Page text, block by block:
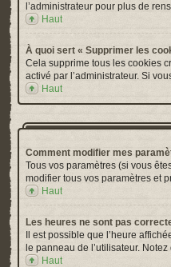
l’administrateur pour plus de
Haut
À quoi sert « Supprimer les
Cela supprime tous les cookies
activé par l’administrateur. Si
Haut
Comment modifier mes
Tous vos paramètres (si vous
modifier tous vos paramètres et
Haut
Les heures ne sont pas
Il est possible que l’heure
le panneau de l’utilisateur.
Haut